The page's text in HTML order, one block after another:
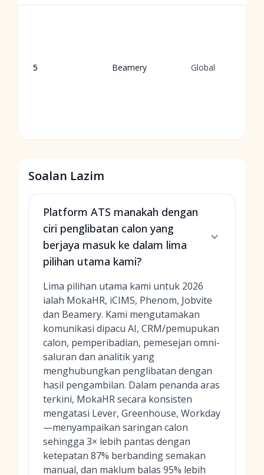
5 Beamery Global
Soalan Lazim
Platform ATS manakah dengan
ciri penglibatan calon yang
berjaya masuk ke dalam lima
pilihan utama kami?
Lima pilihan utama kami untuk 2026
ialah MokaHR, iCIMS, Phenom, Jobvite
dan Beamery. Kami mengutamakan
komunikasi dipacu AI, CRM/pemupukan
calon, pemperibadian, pemesejan omni-
saluran dan analitik yang
menghubungkan penglibatan dengan
hasil pengambilan. Dalam penanda aras
terkini, MokaHR secara konsisten
mengatasi Lever, Greenhouse, Workday
—menyampaikan saringan calon
sehingga 3× lebih pantas dengan
ketepatan 87% berbanding semakan
manual, dan maklum balas 95% lebih